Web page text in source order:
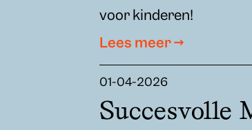
voor kinderen!
Lees meer →
01-04-2026
Succesvolle